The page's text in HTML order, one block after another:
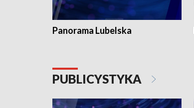
Panorama Lubelska
PUBLICYSTYKA